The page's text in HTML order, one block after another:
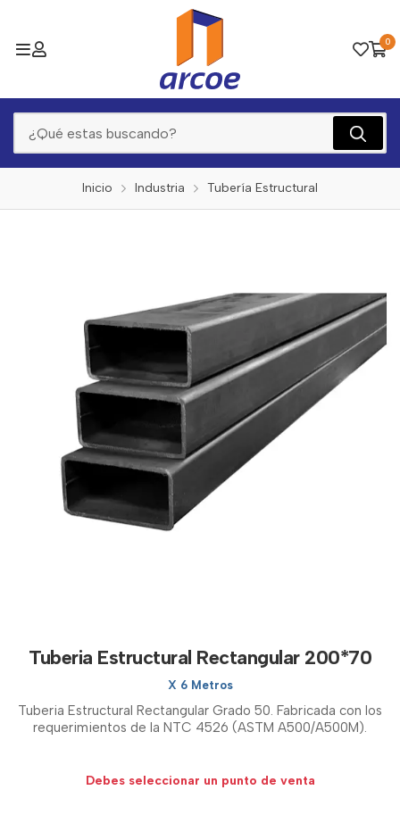
0
Inicio Industria Tubería Estructural
Tuberia Estructural Rectangular 200*70
X 6 Metros
Tuberia Estructural Rectangular Grado 50. Fabricada con los
requerimientos de la NTC 4526 (ASTM A500/A500M).
Debes seleccionar un punto de venta